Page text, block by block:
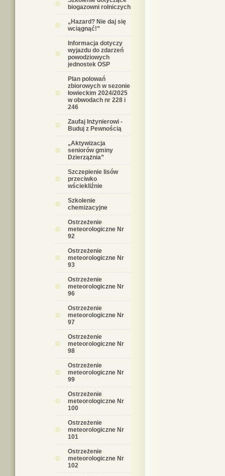
biogazowni rolniczych
„Hazard? Nie daj się
wciągnąć!”
Informacja dotyczy
wyjazdu do zdarzeń
powodziowych
jednostek OSP
Plan polowań
zbiorowych w sezonie
łowieckim 2024/2025
w obwodach nr 228 i
246
Zaufaj Inżynierowi -
Buduj z Pewnością
„Aktywizacja
seniorów gminy
Dzierzążnia”
Szczepienie lisów
przeciwko
wściekliźnie
Szkolenie
chemizacyjne
Ostrzeżenie
meteorologiczne Nr
92
Ostrzeżenie
meteorologiczne Nr
93
Ostrzeżenie
meteorologiczne Nr
96
Ostrzeżenie
meteorologiczne Nr
97
Ostrzeżenie
meteorologiczne Nr
98
Ostrzeżenie
meteorologiczne Nr
99
Ostrzeżenie
meteorologiczne Nr
100
Ostrzeżenie
meteorologiczne Nr
101
Ostrzeżenie
meteorologiczne Nr
102